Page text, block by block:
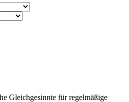
Gleichgesinnte für regelmäßige